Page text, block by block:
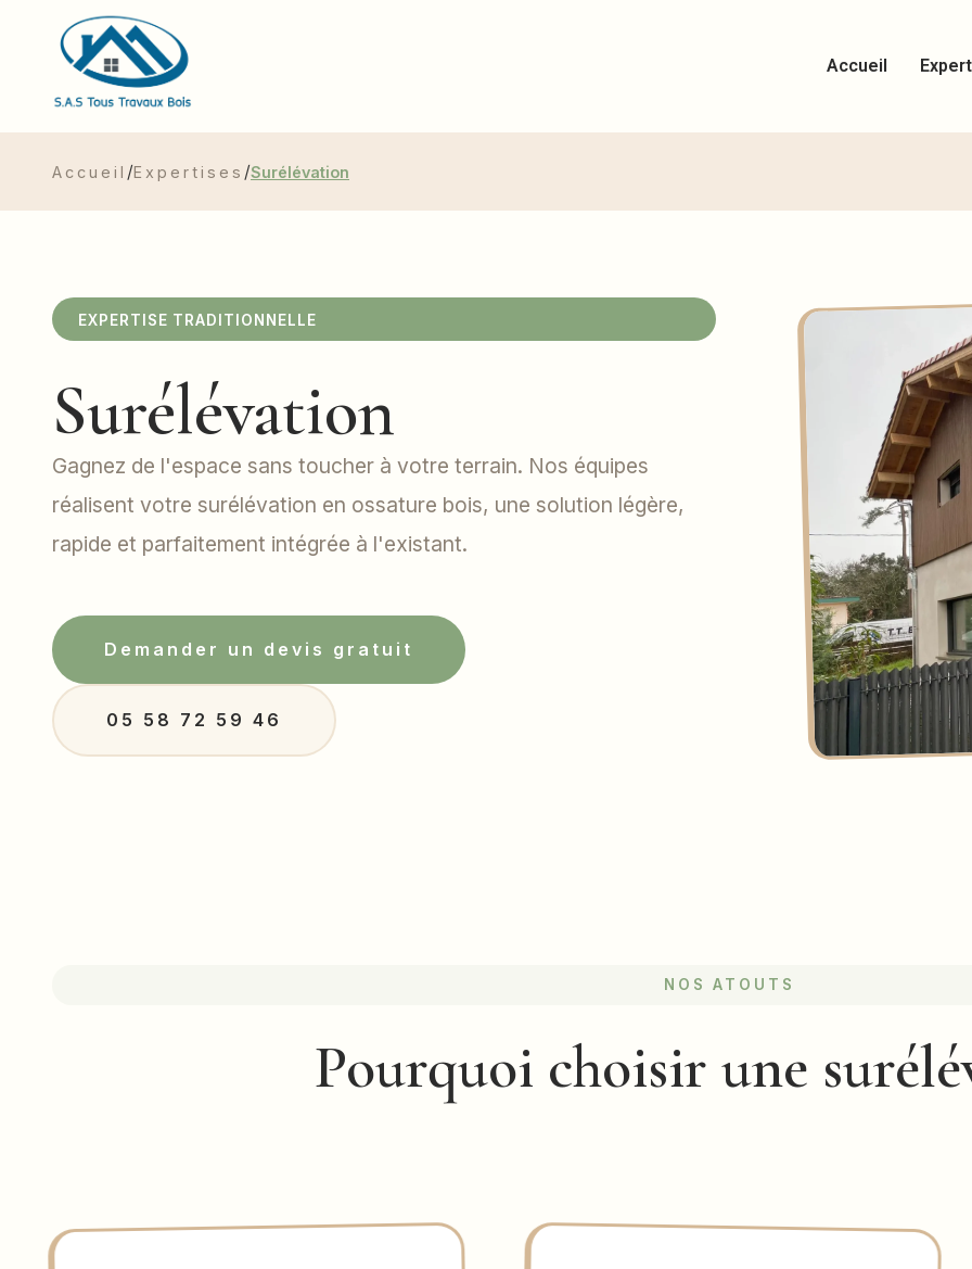
Accueil
Accueil /Expertises /Surélévation
EXPERTISE TRADITIONNELLE
Surélévation
Gagnez de l'espace sans toucher à votre terrain. Nos équipes
réalisent votre surélévation en ossature bois, une solution légère,
rapide et parfaitement intégrée à l'existant.
Demander un devis gratuit
05 58 72 59 46
NOS ATOUTS
Pourquoi choisir une